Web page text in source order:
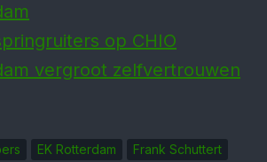
op CHIO
vergroot zelfvertrouwen
EK Rotterdam
Frank Schuttert